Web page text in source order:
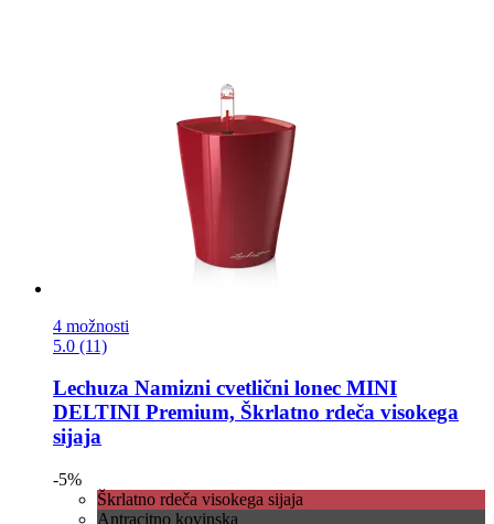
4 možnosti
5.0 (11)
Lechuza Namizni cvetlični lonec MINI
DELTINI Premium, Škrlatno rdeča visokega
sijaja
-5%
Škrlatno rdeča visokega sijaja
Antracitno kovinska